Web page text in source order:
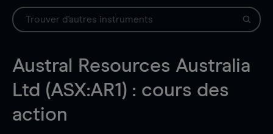
Austral Resources Australia
Ltd (ASX:AR1) : cours des
action